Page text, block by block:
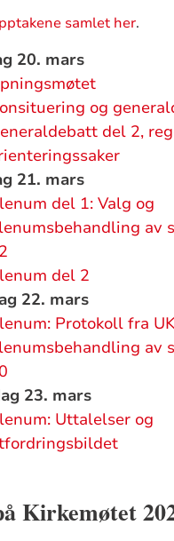
samlet her.
20. mars
og
del 2,
21. mars
del 1:Valg og
av
del 2
22. mars
Protokoll fra
av
23. mars
Uttalelser og
Kirkemøtet